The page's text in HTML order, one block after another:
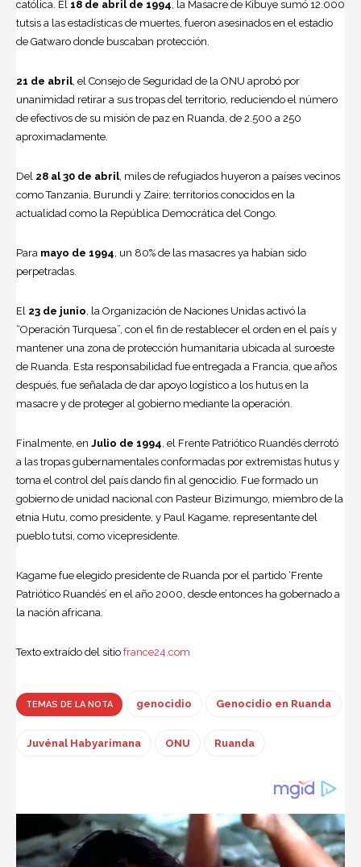
católica. El 18 de abril de 1994 , la Masacre de Kibuye sumó 12.000
tutsis a las estadísticas de muertes, fueron asesinados en el estadio
de Gatwaro donde buscaban protección.
21 de abril, el Consejo de Seguridad de la ONU aprobó por
unanimidad retirar a sus tropas del territorio, reduciendo el número
de efectivos de su misión de paz en Ruanda, de 2.500 a 250
aproximadamente.
Del 28 al 30 de abril, miles de refugiados huyeron a países vecinos
como Tanzania, Burundi y Zaire; territorios conocidos en la
actualidad como la República Democrática del Congo.
Para mayo de 1994 , un 80% de las masacres ya habían sido
perpetradas.
El 23 de junio , la Organización de Naciones Unidas activó la
“Operación Turquesa”, con el fin de restablecer el orden en el país y
mantener una zona de protección humanitaria ubicada al suroeste
de Ruanda. Esta responsabilidad fue entregada a Francia, que años
después, fue señalada de dar apoyo logístico a los hutus en la
masacre y de proteger al gobierno mediante la operación.
Finalmente, en Julio de 1994 , el Frente Patriótico Ruandés derrotó
a las tropas gubernamentales conformadas por extremistas hutus y
toma el control del país dando fin al genocidio. Fue formado un
gobierno de unidad nacional con Pasteur Bizimungo, miembro de la
etnia Hutu, como presidente, y Paul Kagame, representante del
pueblo tutsi, como vicepresidente.
Kagame fue elegido presidente de Ruanda por el partido ‘Frente
Patriótico Ruandés’ en el año 2000, desde entonces ha gobernado a
la nación africana.
Texto extraído del sitio france24.com
TEMAS DE LA NOTA genocidio Genocidio en Ruanda
Juvénal Habyarimana ONU Ruanda